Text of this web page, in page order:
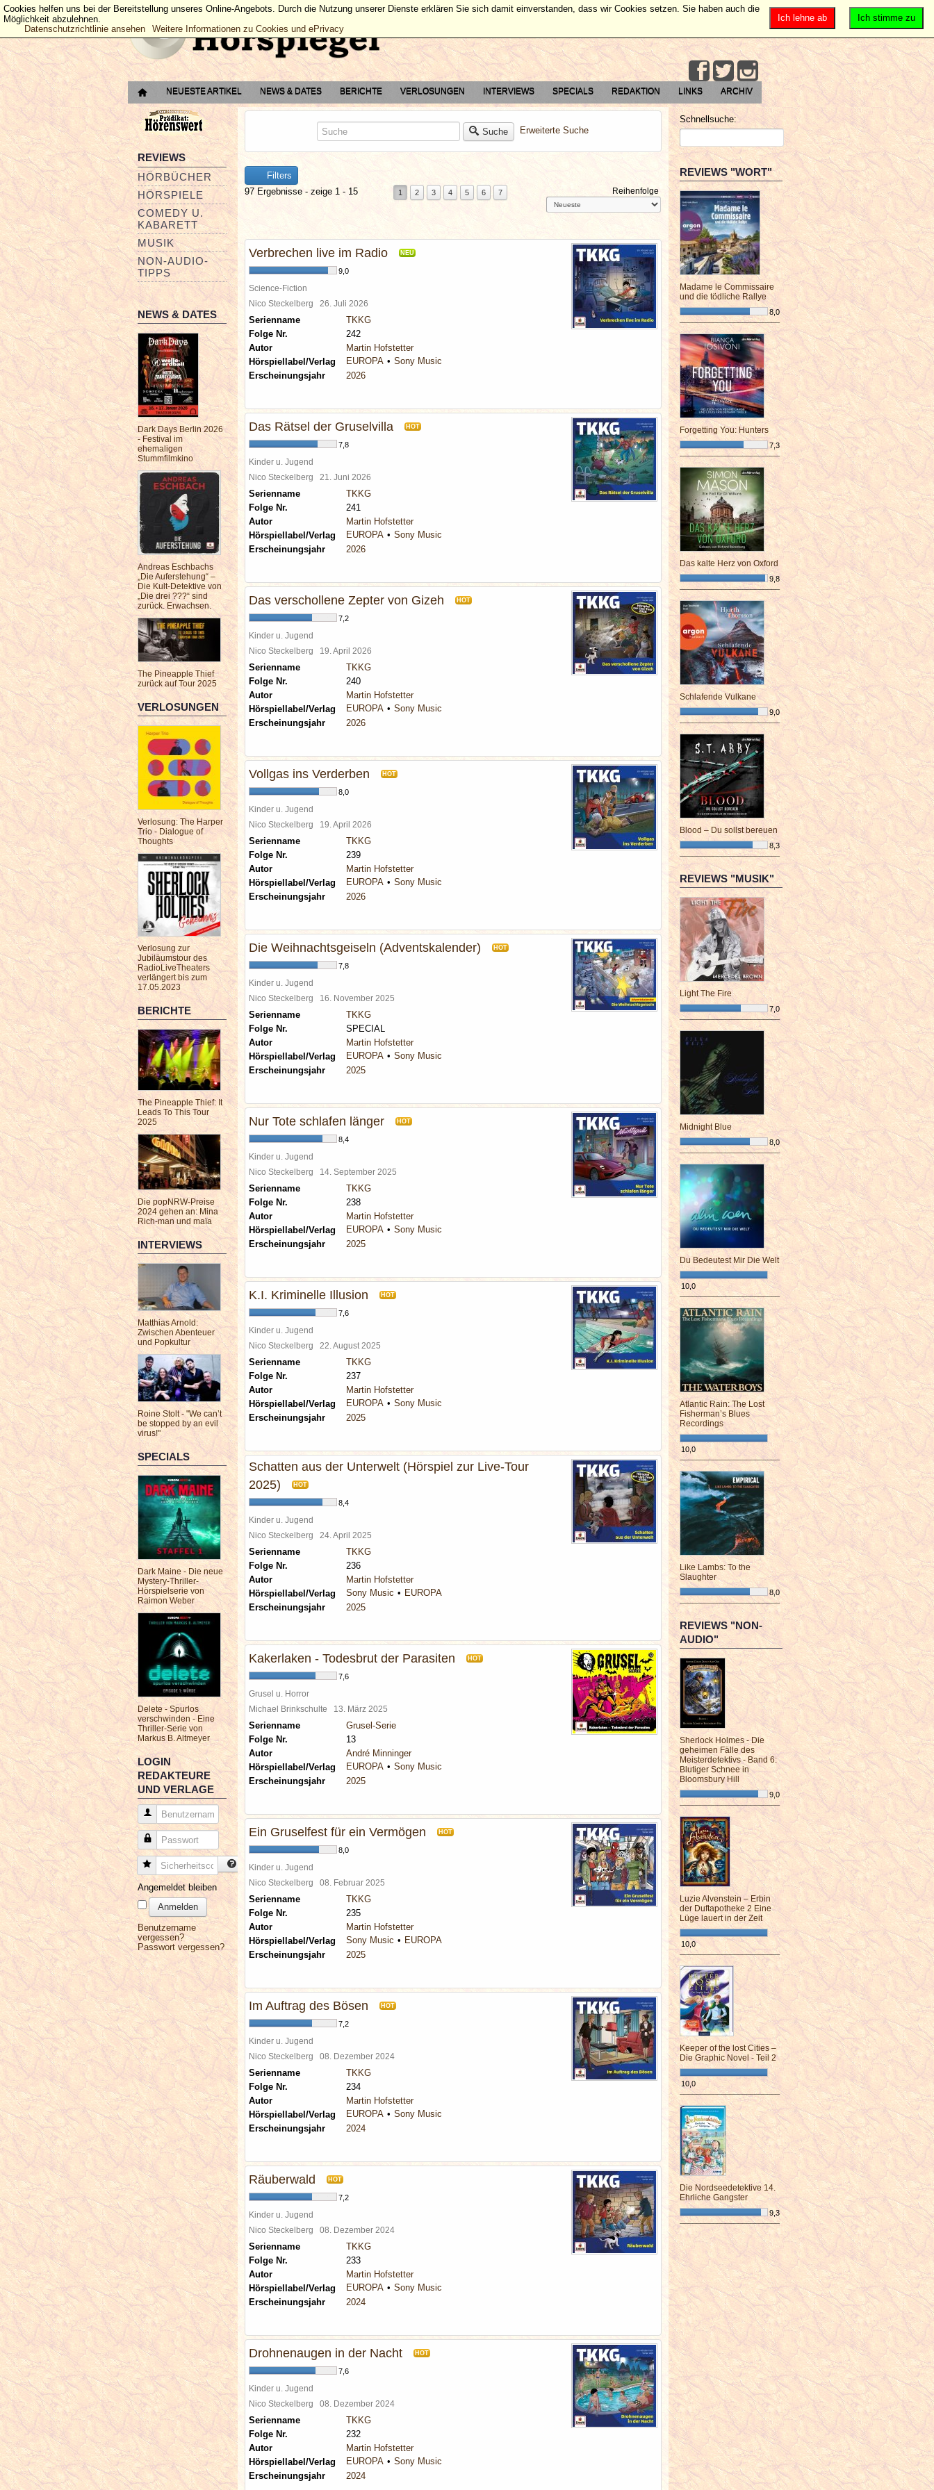
NEUESTE ARTIKEL NEWS & DATES BERICHTE VERLOSUNGEN INTERVIEWS SPECIALS REDAKTION LINKS ARCHIV
REVIEWS
HÖRBÜCHER
HÖRSPIELE
COMEDY U.
KABARETT
MUSIK
NON-AUDIO-
TIPPS
NEWS & DATES
Dark Days Berlin 2026
- Festival im
ehemaligen
Stummfilmkino
Andreas Eschbachs
„Die Auferstehung“ –
Die Kult-Detektive von
„Die drei ???“ sind
zurück. Erwachsen.
The Pineapple Thief
zurück auf Tour 2025
VERLOSUNGEN
Verlosung: The Harper
Trio - Dialogue of
Thoughts
Verlosung zur
Jubiläumstour des
RadioLiveTheaters
verlängert bis zum
17.05.2023
BERICHTE
The Pineapple Thief: It
Leads To This Tour
2025
Die popNRW-Preise
2024 gehen an: Mina
Rich-man und maïa
INTERVIEWS
Matthias Arnold:
Zwischen Abenteuer
und Popkultur
Roine Stolt - "We can’t
be stopped by an evil
virus!"
SPECIALS
Dark Maine - Die neue
Mystery-Thriller-
Hörspielserie von
Raimon Weber
Delete - Spurlos
verschwinden - Eine
Thriller-Serie von
Markus B. Altmeyer
LOGIN
REDAKTEURE
UND VERLAGE
Benutzername
Passwort
Sicherheitscode
Angemeldet bleiben
Anmelden
Benutzername
vergessen?
Passwort vergessen?
Suche Erweiterte Suche
Filters
97 Ergebnisse - zeige 1 - 15
1 2 3 4 5 6 7 Reihenfolge
Verbrechen live im Radio NEU
9,0
Science-Fiction
Nico Steckelberg 26. Juli 2026
Serienname
TKKG
Folge Nr.
242
Autor
Martin Hofstetter
Hörspiellabel/Verlag
EUROPA
Sony Music
Erscheinungsjahr
2026
Das Rätsel der Gruselvilla HOT
7,8
Kinder u. Jugend
Nico Steckelberg 21. Juni 2026
Serienname
TKKG
Folge Nr.
241
Autor
Martin Hofstetter
Hörspiellabel/Verlag
EUROPA
Sony Music
Erscheinungsjahr
2026
Das verschollene Zepter von Gizeh HOT
7,2
Kinder u. Jugend
Nico Steckelberg 19. April 2026
Serienname
TKKG
Folge Nr.
240
Autor
Martin Hofstetter
Hörspiellabel/Verlag
EUROPA
Sony Music
Erscheinungsjahr
2026
Vollgas ins Verderben HOT
8,0
Kinder u. Jugend
Nico Steckelberg 19. April 2026
Serienname
TKKG
Folge Nr.
239
Autor
Martin Hofstetter
Hörspiellabel/Verlag
EUROPA
Sony Music
Erscheinungsjahr
2026
Die Weihnachtsgeiseln (Adventskalender) HOT
7,8
Kinder u. Jugend
Nico Steckelberg 16. November 2025
Serienname
TKKG
Folge Nr.
SPECIAL
Autor
Martin Hofstetter
Hörspiellabel/Verlag
EUROPA
Sony Music
Erscheinungsjahr
2025
Nur Tote schlafen länger HOT
8,4
Kinder u. Jugend
Nico Steckelberg 14. September 2025
Serienname
TKKG
Folge Nr.
238
Autor
Martin Hofstetter
Hörspiellabel/Verlag
EUROPA
Sony Music
Erscheinungsjahr
2025
K.I. Kriminelle Illusion HOT
7,6
Kinder u. Jugend
Nico Steckelberg 22. August 2025
Serienname
TKKG
Folge Nr.
237
Autor
Martin Hofstetter
Hörspiellabel/Verlag
EUROPA
Sony Music
Erscheinungsjahr
2025
Schatten aus der Unterwelt (Hörspiel zur Live-Tour
2025)
HOT
8,4
Kinder u. Jugend
Nico Steckelberg 24. April 2025
Serienname
TKKG
Folge Nr.
236
Autor
Martin Hofstetter
Hörspiellabel/Verlag
Sony Music
EUROPA
Erscheinungsjahr
2025
Kakerlaken - Todesbrut der Parasiten HOT
7,6
Grusel u. Horror
Michael Brinkschulte 13. März 2025
Serienname
Grusel-Serie
Folge Nr.
13
Autor
André Minninger
Hörspiellabel/Verlag
EUROPA
Sony Music
Erscheinungsjahr
2025
Ein Gruselfest für ein Vermögen HOT
8,0
Kinder u. Jugend
Nico Steckelberg 08. Februar 2025
Serienname
TKKG
Folge Nr.
235
Autor
Martin Hofstetter
Hörspiellabel/Verlag
Sony Music
EUROPA
Erscheinungsjahr
2025
Im Auftrag des Bösen HOT
7,2
Kinder u. Jugend
Nico Steckelberg 08. Dezember 2024
Serienname
TKKG
Folge Nr.
234
Autor
Martin Hofstetter
Hörspiellabel/Verlag
EUROPA
Sony Music
Erscheinungsjahr
2024
Räuberwald HOT
7,2
Kinder u. Jugend
Nico Steckelberg 08. Dezember 2024
Serienname
TKKG
Folge Nr.
233
Autor
Martin Hofstetter
Hörspiellabel/Verlag
EUROPA
Sony Music
Erscheinungsjahr
2024
Drohnenaugen in der Nacht HOT
7,6
Kinder u. Jugend
Nico Steckelberg 08. Dezember 2024
Serienname
TKKG
Folge Nr.
232
Autor
Martin Hofstetter
Hörspiellabel/Verlag
EUROPA
Sony Music
Erscheinungsjahr
2024
Schnellsuche:
REVIEWS "WORT"
Madame le Commissaire
und die tödliche Rallye
8,0
¯¯¯¯¯¯¯¯¯¯¯¯¯¯¯¯¯¯¯¯¯¯¯¯
Forgetting You: Hunters
7,3
¯¯¯¯¯¯¯¯¯¯¯¯¯¯¯¯¯¯¯¯¯¯¯¯
Das kalte Herz von Oxford
9,8
¯¯¯¯¯¯¯¯¯¯¯¯¯¯¯¯¯¯¯¯¯¯¯¯
Schlafende Vulkane
9,0
¯¯¯¯¯¯¯¯¯¯¯¯¯¯¯¯¯¯¯¯¯¯¯¯
Blood – Du sollst bereuen
8,3
¯¯¯¯¯¯¯¯¯¯¯¯¯¯¯¯¯¯¯¯¯¯¯¯
REVIEWS "MUSIK"
Light The Fire
7,0
¯¯¯¯¯¯¯¯¯¯¯¯¯¯¯¯¯¯¯¯¯¯¯¯
Midnight Blue
8,0
¯¯¯¯¯¯¯¯¯¯¯¯¯¯¯¯¯¯¯¯¯¯¯¯
Du Bedeutest Mir Die Welt
10,0
¯¯¯¯¯¯¯¯¯¯¯¯¯¯¯¯¯¯¯¯¯¯¯¯
Atlantic Rain: The Lost
Fisherman’s Blues
Recordings
10,0
¯¯¯¯¯¯¯¯¯¯¯¯¯¯¯¯¯¯¯¯¯¯¯¯
Like Lambs: To the
Slaughter
8,0
¯¯¯¯¯¯¯¯¯¯¯¯¯¯¯¯¯¯¯¯¯¯¯¯
REVIEWS "NON-
AUDIO"
Sherlock Holmes - Die
geheimen Fälle des
Meisterdetektivs - Band 6:
Blutiger Schnee in
Bloomsbury Hill
9,0
¯¯¯¯¯¯¯¯¯¯¯¯¯¯¯¯¯¯¯¯¯¯¯¯
Luzie Alvenstein – Erbin
der Duftapotheke 2 Eine
Lüge lauert in der Zeit
10,0
¯¯¯¯¯¯¯¯¯¯¯¯¯¯¯¯¯¯¯¯¯¯¯¯
Keeper of the lost Cities –
Die Graphic Novel - Teil 2
10,0
¯¯¯¯¯¯¯¯¯¯¯¯¯¯¯¯¯¯¯¯¯¯¯¯
Die Nordseedetektive 14.
Ehrliche Gangster
9,3
¯¯¯¯¯¯¯¯¯¯¯¯¯¯¯¯¯¯¯¯¯¯¯¯
Ich stimme zu
Ich lehne ab
Cookies helfen uns bei der Bereitstellung unseres Online-Angebots. Durch die Nutzung unserer Dienste erklären Sie sich damit einverstanden, dass wir Cookies setzen. Sie haben auch die
Möglichkeit abzulehnen.
Datenschutzrichtlinie ansehen
Weitere Informationen zu Cookies und ePrivacy